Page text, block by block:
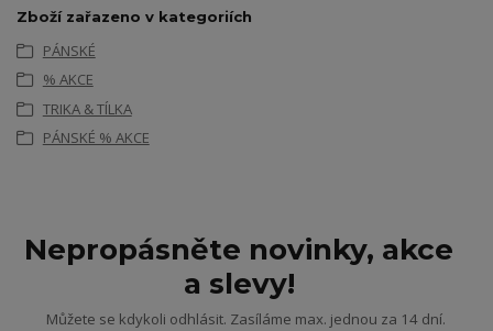
Zboží zařazeno v kategoriích
PÁNSKÉ
% AKCE
TRIKA & TÍLKA
PÁNSKÉ % AKCE
Nepropásněte novinky, akce
a slevy!
Můžete se kdykoli odhlásit. Zasíláme max. jednou za 14 dní.